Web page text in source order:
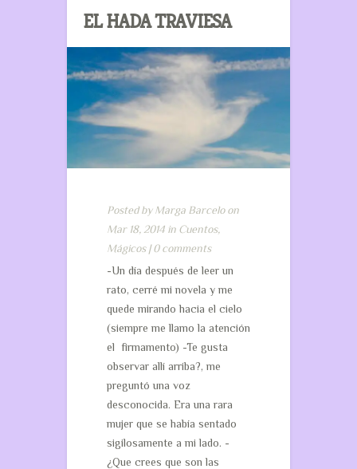
EL HADA TRAVIESA
Posted byMarga Barceloon
Mar 18, 2014 in Cuentos,
Mágicos|0 comments
-Un día después de leer un
rato, cerré mi novela y me
quede mirando hacia el cielo
(siempre me llamo la atención
el firmamento) -Te gusta
observar allí arriba?, me
preguntó una voz
desconocida. Era una rara
mujer que se había sentado
sigilosamente a mi lado. -
¿Que crees que son las